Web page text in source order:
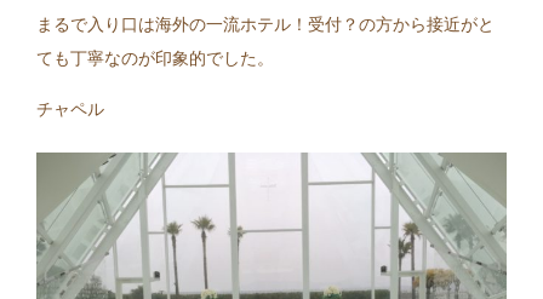
まるで入り口は海外の一流ホテル！受付？の方から接近がと
ても丁寧なのが印象的でした。
チャペル